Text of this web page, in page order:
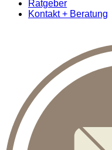
Ratgeber
Kontakt + Beratung